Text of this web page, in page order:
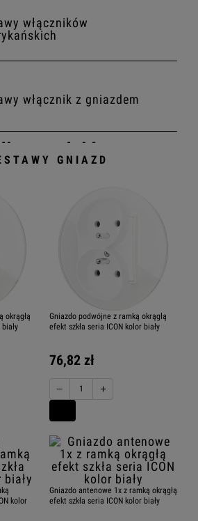
włączników
włącznik z gniazdem
modułów
Dwuklawiszowy
Trzyklawiszowy
ICON moduły elektroniczne
ICON gniazda elektryczne
GNIAZD
okrągłą
Gniazdo podwójne z ramką okrągłą
efekt szkła seria ICON kolor biały
76,82 zł
− +
kolor
Gniazdo antenowe 1x z ramką okrągłą
efekt szkła seria ICON kolor biały